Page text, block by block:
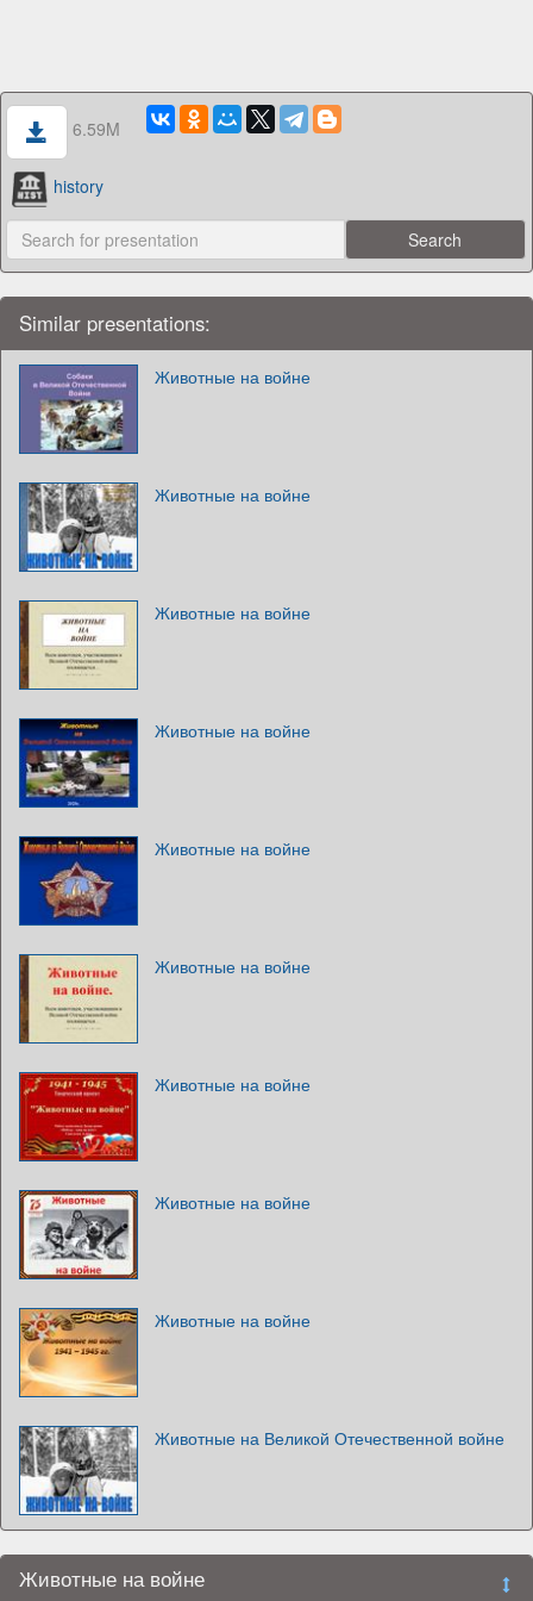
6.59M
history
Similar presentations:
Животные на войне
Животные на войне
Животные на войне
Животные на войне
Животные на войне
Животные на войне
Животные на войне
Животные на войне
Животные на войне
Животные на Великой Отечественной войне
Животные на войне